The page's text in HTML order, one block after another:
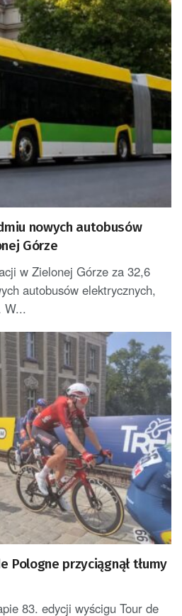
nowych autobusów
Górze
w Zielonej Górze za 32,6
autobusów elektrycznych,
W...
Pologne przyciągnął tłumy
83. edycji wyścigu Tour de